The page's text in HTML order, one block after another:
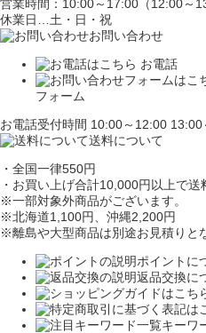
営業時間：10:00～17:00（12:00～
休業日…土・日・祝
お問い合わせ
お電話
フォーム
お電話受付時間 10:00～12:00 13:00
送料について
・全国一律550円
・お買い上げ合計10,000円 以上で送
※一部対象外商品がございます。
※北海道1,100円
、沖縄2,200円
※離島や大型商品は別途お見積りと
ポイントに
返品交換に
キーワ